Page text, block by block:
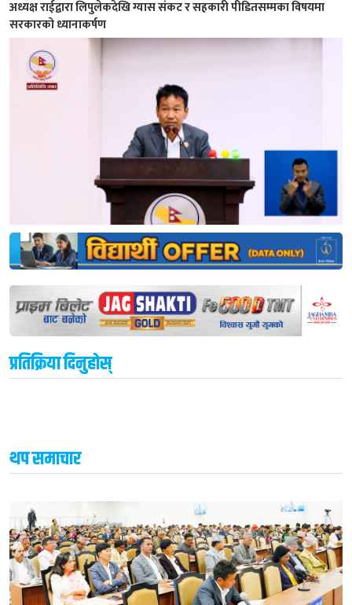
अध्यक्ष राईद्वारा लिपुलेकदेखि ग्यास संकट र सहकारी पीडितसम्मका विषयमा
सरकारको ध्यानाकर्षण
प्रतिक्रिया दिनुहोस्
थप समाचार